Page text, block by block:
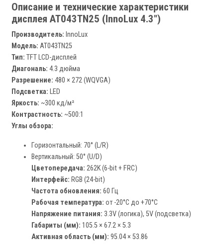
Описание и технические характеристики
дисплея AT043TN25 (InnoLux 4.3")
Производитель: InnoLux
Модель: AT043TN25
Тип: TFT LCD-дисплей
Диагональ: 4.3 дюйма
Разрешение: 480 × 272 (WQVGA)
Подсветка: LED
Яркость: ~300 кд/м²
Контрастность: ~500:1
Углы обзора:
Горизонтальный: 70° (L/R)
Вертикальный: 50° (U/D)
Цветопередача: 262K (6-bit + FRC)
Интерфейс: RGB (24-bit)
Частота обновления: 60 Гц
Рабочая температура: от -20°C до +70°C
Напряжение питания: 3.3V (логика), 5V (подсветка)
Габариты (мм): 105.5 × 67.2 × 5.3
Активная область (мм): 95.04 × 53.86